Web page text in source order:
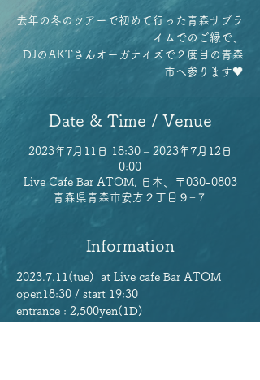
去年の冬のツアーで初めて行った青森サブラ
イムでのご縁で、
DJのAKTさんオーガナイズで２度目の青森
Date & Time / Venue
2023年7月11日 18:30 – 2023年7月12日
0:00
Live Cafe Bar ATOM, 日本、〒030-0803
青森県青森市安方２丁目９−７
Information
2023.7.11(tue)  at Live cafe Bar ATOM
open18:30 / start 19:30
entrance : 2,500yen(1D)